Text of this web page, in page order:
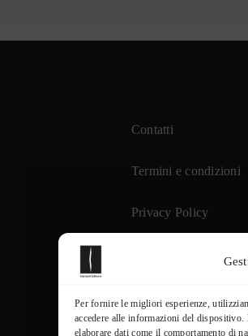
Per fornire le migliori esperienze,
accedere alle informazioni del dispositivo.
elaborare dati come il comportamento di
Contatti
Termini e condizioni
Privacy Policy